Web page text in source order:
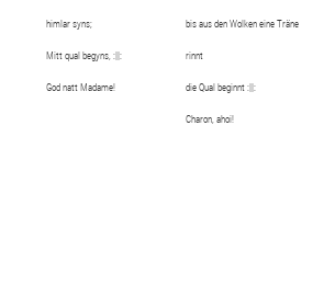
himlar syns;
Mitt qual begyns, :||:
God natt Madame!
bis aus den Wolken eine Träne
rinnt
die Qual beginnt :||:
Charon, ahoi!